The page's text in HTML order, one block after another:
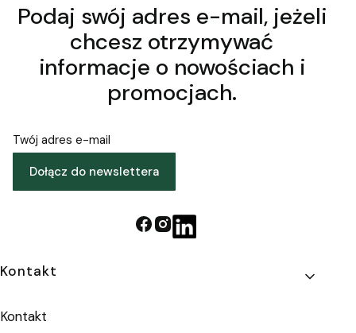
Podaj swój adres e-mail, jeżeli
chcesz otrzymywać
informacje o nowościach i
promocjach.
Twój adres e-mail
Dołącz do newslettera
Linki w stopce
Kontakt
Kontakt